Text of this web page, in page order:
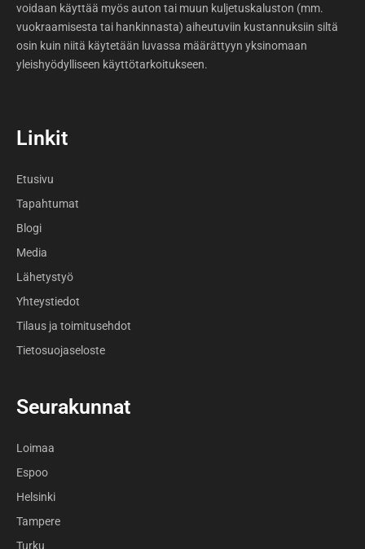
voidaan käyttää myös auton tai muun kuljetuskaluston (mm.
vuokraamisesta tai hankinnasta) aiheutuviin kustannuksiin siltä
osin kuin niitä käytetään luvassa määrättyyn yksinomaan
yleishyödylliseen käyttötarkoitukseen.
Linkit
Etusivu
Tapahtumat
Blogi
Media
Lähetystyö
Yhteystiedot
Tilaus ja toimitusehdot
Tietosuojaseloste
Seurakunnat
Loimaa
Espoo
Helsinki
Tampere
Turku